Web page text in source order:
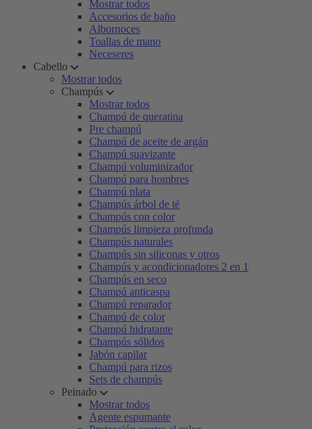
Mostrar todos
Accesorios de baño
Albornoces
Toallas de mano
Neceseres
Cabello
Mostrar todos
Champús
Mostrar todos
Champú de queratina
Pre champú
Champú de aceite de argán
Champú suavizante
Champú voluminizador
Champú para hombres
Champú plata
Champús árbol de té
Champús con color
Champús limpieza profunda
Champús naturales
Champús sin siliconas y otros
Champús y acondicionadores 2 en 1
Champús en seco
Champú anticaspa
Champú reparador
Champú de color
Champú hidratante
Champús sólidos
Jabón capilar
Champú para rizos
Sets de champús
Peinado
Mostrar todos
Agente espumante